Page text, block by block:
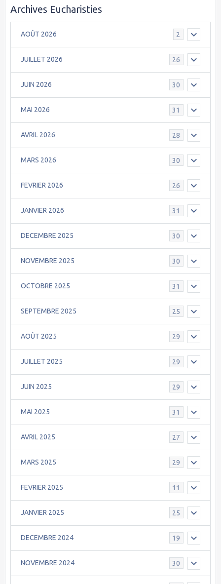
Archives Eucharisties
AOÛT 2026 2
JUILLET 2026 26
JUIN 2026 30
MAI 2026 31
AVRIL 2026 28
MARS 2026 30
FEVRIER 2026 26
JANVIER 2026 31
DECEMBRE 2025 30
NOVEMBRE 2025 30
OCTOBRE 2025 31
SEPTEMBRE 2025 25
AOÛT 2025 29
JUILLET 2025 29
JUIN 2025 29
MAI 2025 31
AVRIL 2025 27
MARS 2025 29
FEVRIER 2025 11
JANVIER 2025 25
DECEMBRE 2024 19
NOVEMBRE 2024 30